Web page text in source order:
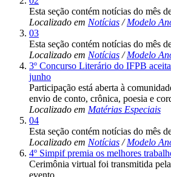
Esta seção contém notícias do mês
Localizado em Notícias /Modelo
03
Esta seção contém notícias do mês
Localizado em Notícias /Modelo
3º Concurso Literário do IFPB
junho
Participação está aberta à
envio de conto, crônica, poesia e
Localizado em Matérias Especiais
04
Esta seção contém notícias do mês
Localizado em Notícias /Modelo
4º Simpif premia os melhores
Cerimônia virtual foi transmitida